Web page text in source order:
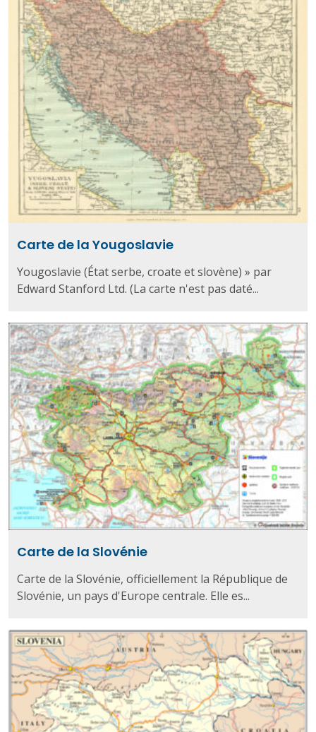
Carte de la Yougoslavie
Yougoslavie (État serbe, croate et slovène) » par
Edward Stanford Ltd. (La carte n'est pas daté...
Carte de la Slovénie
Carte de la Slovénie, officiellement la République de
Slovénie, un pays d'Europe centrale. Elle es...